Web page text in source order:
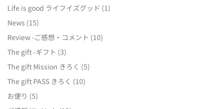
Life is good ライフイズグッド (1)
News (15)
Review -ご感想・コメント (10)
The gift -ギフト (3)
The gift Mission きろく (5)
The gift PASS きろく (10)
お便り (5)